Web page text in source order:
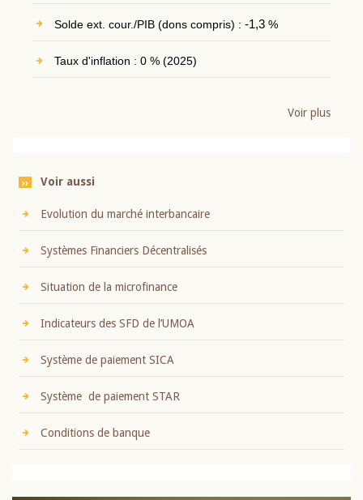
Solde ext. cour./PIB (dons compris) : -1,3%
Taux d'inflation : 0 % (2025)
Voir plus
Voir aussi
Evolution du marché interbancaire
Systèmes Financiers Décentralisés
Situation de la microfinance
Indicateurs des SFD de l’UMOA
Système de paiement SICA
Système de paiement STAR
Conditions de banque